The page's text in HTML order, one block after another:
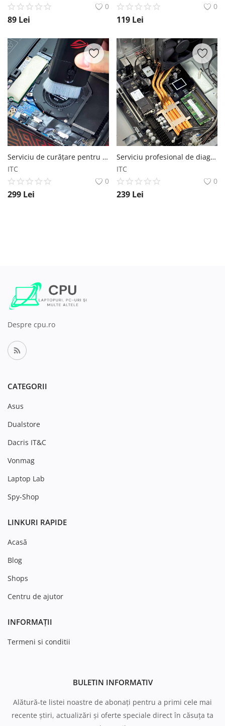
0
89 Lei
0
119 Lei
Serviciu de curățare pentru laptopul tău
ITC
0
299 Lei
Serviciu profesional de diagnosticare completă desktop (post-garanție)
ITC
0
239 Lei
Despre cpu.ro
CATEGORII
Asus
Dualstore
Dacris IT&C
Vonmag
Laptop Lab
Spy-Shop
LINKURI RAPIDE
Acasă
Blog
Shops
Centru de ajutor
INFORMAȚII
Termeni si conditii
BULETIN INFORMATIV
Alătură-te listei noastre de abonați pentru a primi cele mai
recente știri, actualizări și oferte speciale direct în căsuța ta